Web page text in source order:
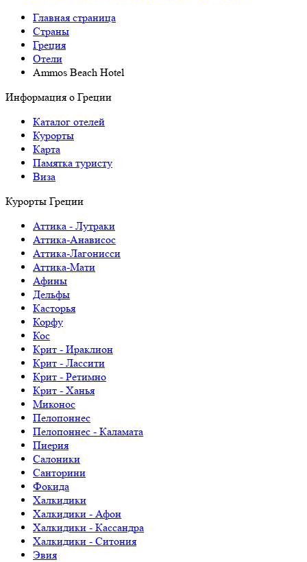
Главная страница
Cтраны
Греция
Отели
Ammos Beach Hotel
Информация о Греции
Каталог отелей
Курорты
Карта
Памятка туристу
Виза
Курорты Греции
Аттика - Лутраки
Аттика-Анависос
Аттика-Лагонисси
Аттика-Мати
Афины
Дельфы
Касторья
Корфу
Кос
Крит - Ираклион
Крит - Лассити
Крит - Ретимно
Крит - Ханья
Миконос
Пелопоннес
Пелопоннес - Каламата
Пиерия
Салоники
Санторини
Фокида
Халкидики
Халкидики - Афон
Халкидики - Кассандра
Халкидики - Ситония
Эвия